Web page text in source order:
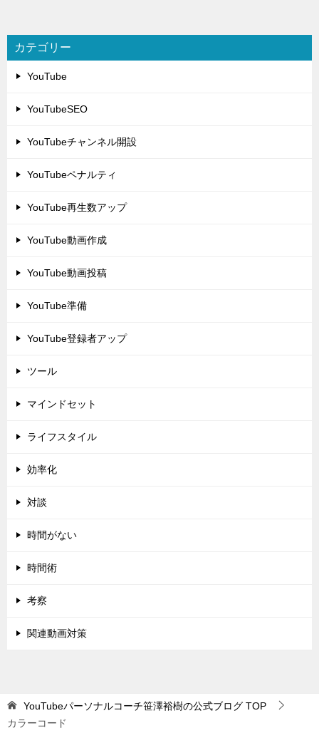
カテゴリー
YouTube
YouTubeSEO
YouTubeチャンネル開設
YouTubeペナルティ
YouTube再生数アップ
YouTube動画作成
YouTube動画投稿
YouTube準備
YouTube登録者アップ
ツール
マインドセット
ライフスタイル
効率化
対談
時間がない
時間術
考察
関連動画対策
YouTubeパーソナルコーチ笹澤裕樹の公式ブログ TOP
カラーコード